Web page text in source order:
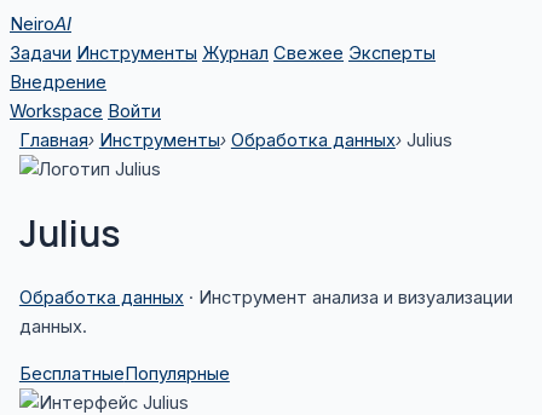
Перейти
к
содержимому
NeiroAI
Задачи Инструменты Журнал Свежее Эксперты
Внедрение
Workspace Войти
Главная› Инструменты› Обработка данных› Julius
Julius
Обработка данных· Инструмент анализа и визуализации
данных.
БесплатныеПопулярные